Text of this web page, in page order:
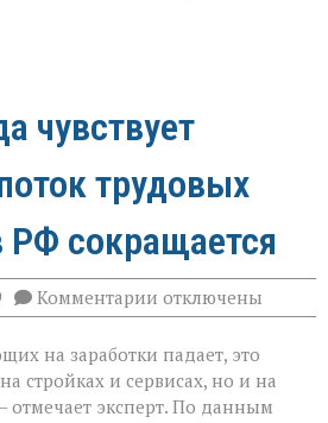
чувствует
трудовых
РФ сокращается
Комментарии к
записи
труда
чувствует
перемену»:
поток
отключены
на заработки падает, это
стройках и сервисах, но и на
отмечает эксперт. По данным